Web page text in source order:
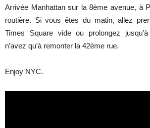
Arrivée Manhattan sur la 8ème avenue, à
routière. Si vous êtes du matin, allez
Times Square vide ou prolongez
n’avez qu’à remonter la 42ème rue.
Enjoy NYC.